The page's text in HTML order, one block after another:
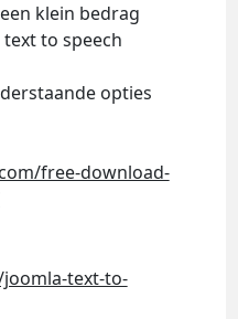
klein bedrag
to speech
opties
free-download-
text-to-